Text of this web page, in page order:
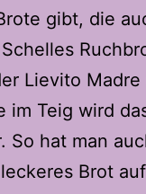
gibt, die
Lievito Madre
im Teig wird
So hat man
Brot